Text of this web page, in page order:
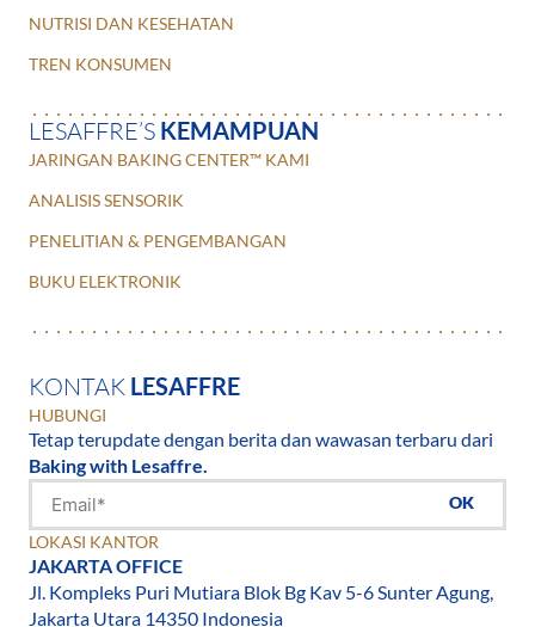
NUTRISI DAN KESEHATAN
TREN KONSUMEN
LESAFFRE’S KEMAMPUAN
JARINGAN BAKING CENTER™ KAMI
ANALISIS SENSORIK
PENELITIAN & PENGEMBANGAN
BUKU ELEKTRONIK
KONTAK LESAFFRE
HUBUNGI
Tetap terupdate dengan berita dan wawasan terbaru dari
Baking with Lesaffre.
OK
LOKASI KANTOR
JAKARTA OFFICE
Jl. Kompleks Puri Mutiara Blok Bg Kav 5-6 Sunter Agung,
Jakarta Utara 14350 Indonesia